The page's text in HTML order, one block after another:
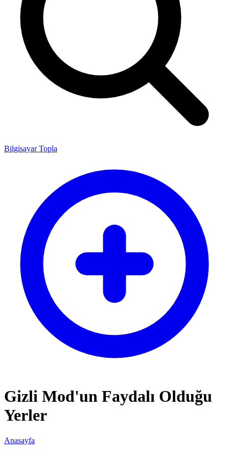
Bilgisayar Topla
Gizli Mod'un Faydalı Olduğu
Yerler
Anasayfa